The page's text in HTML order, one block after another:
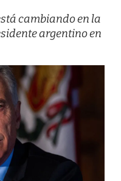
cambiando en la
argentino en